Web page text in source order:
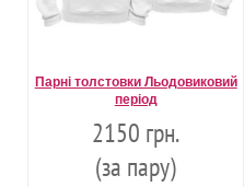
Парні толстовки Льодовиковий
період
2150 грн.
(за пару)